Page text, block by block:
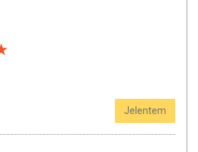
Jelentem